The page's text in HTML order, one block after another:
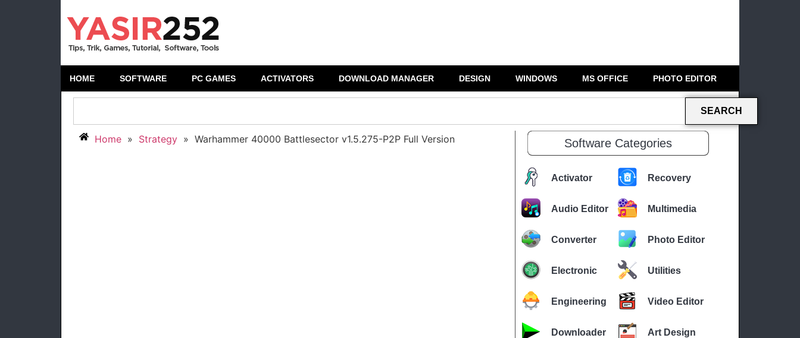
HOME SOFTWARE PC GAMES ACTIVATORS DOWNLOAD MANAGER DESIGN WINDOWS MS OFFICE PHOTO EDITOR
SEARCH
Home » Strategy » Warhammer 40000 Battlesector v1.5.275-P2P Full Version Software Categories
Activator Recovery
Audio Editor Multimedia
Converter Photo Editor
Electronic Utilities
Engineering Video Editor
Downloader Art Design